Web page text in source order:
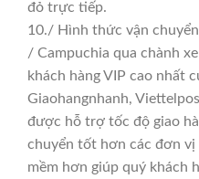
đỏ trực tiếp.
10./ Hình thức vận
/ Campuchia qua chành
khách hàng VIP cao nhất
Giaohangnhanh,
được hỗ trợ tốc độ giao
chuyển tốt hơn các đơn vị
mềm hơn giúp quý khách